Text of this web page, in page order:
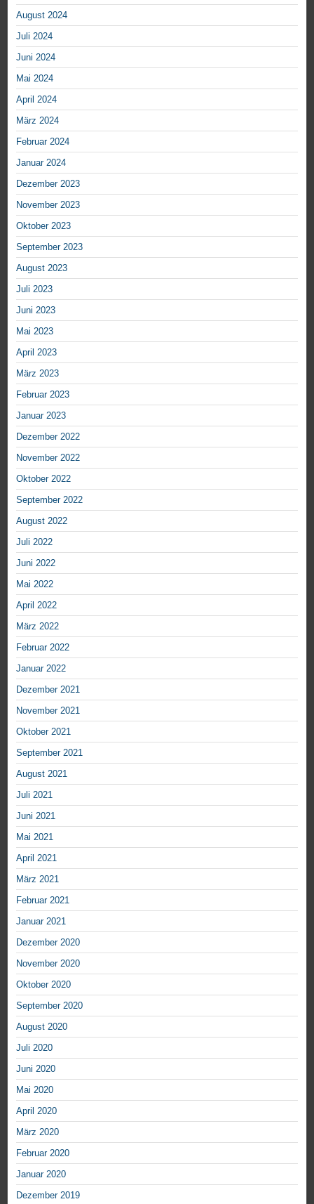
August 2024
Juli 2024
Juni 2024
Mai 2024
April 2024
März 2024
Februar 2024
Januar 2024
Dezember 2023
November 2023
Oktober 2023
September 2023
August 2023
Juli 2023
Juni 2023
Mai 2023
April 2023
März 2023
Februar 2023
Januar 2023
Dezember 2022
November 2022
Oktober 2022
September 2022
August 2022
Juli 2022
Juni 2022
Mai 2022
April 2022
März 2022
Februar 2022
Januar 2022
Dezember 2021
November 2021
Oktober 2021
September 2021
August 2021
Juli 2021
Juni 2021
Mai 2021
April 2021
März 2021
Februar 2021
Januar 2021
Dezember 2020
November 2020
Oktober 2020
September 2020
August 2020
Juli 2020
Juni 2020
Mai 2020
April 2020
März 2020
Februar 2020
Januar 2020
Dezember 2019